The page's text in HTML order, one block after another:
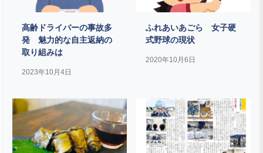
高齢ドライバーの事故多
発 魅力的な自主返納の
取り組みは
2023年10月4日
ふれあいあごら 女子硬
式野球の現状
2020年10月6日